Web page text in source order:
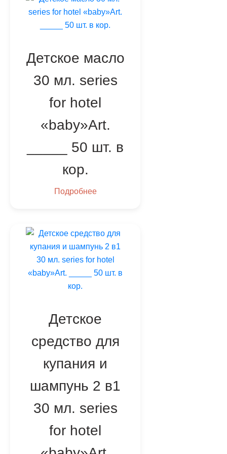
Детское масло
30 мл. series
for hotel
«baby»Art.
_____ 50 шт. в
кор.
Подробнее
Детское
средство для
купания и
шампунь 2 в1
30 мл. series
for hotel